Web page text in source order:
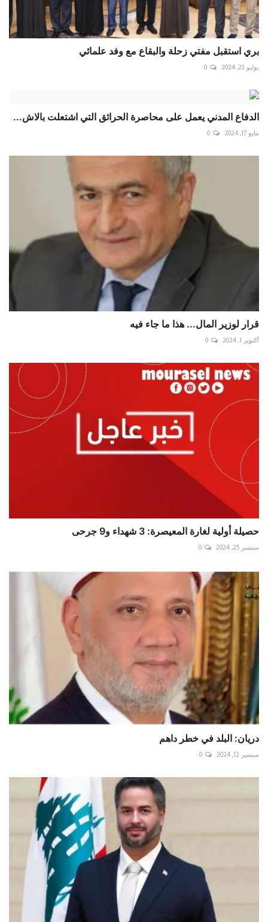
بري استقبل مفتي زحلة والبقاع مع وفد علمائي
يوليو 23, 2024 0
الدفاع المدني يعمل على محاصرة الحرائق التي اشتعلت بالاش...
مايو 17, 2024 0
قرار لوزير المال... هذا ما جاء فيه
أكتوبر 1, 2024 0
حصيلة أولية لغارة المعيصرة: 3 شهداء و9 جرحى
سبتمبر 25, 2024 0
دريان: البلد في خطر داهم
سبتمبر 12, 2024 0